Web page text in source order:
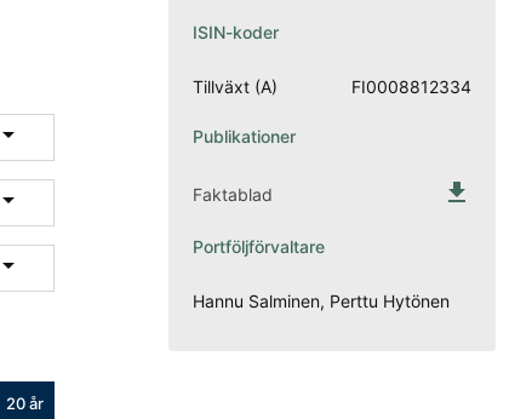



20 år
ISIN-koder
Tillväxt (A) FI0008812334
Publikationer
Faktablad 
Portföljförvaltare
Hannu Salminen, Perttu Hytönen